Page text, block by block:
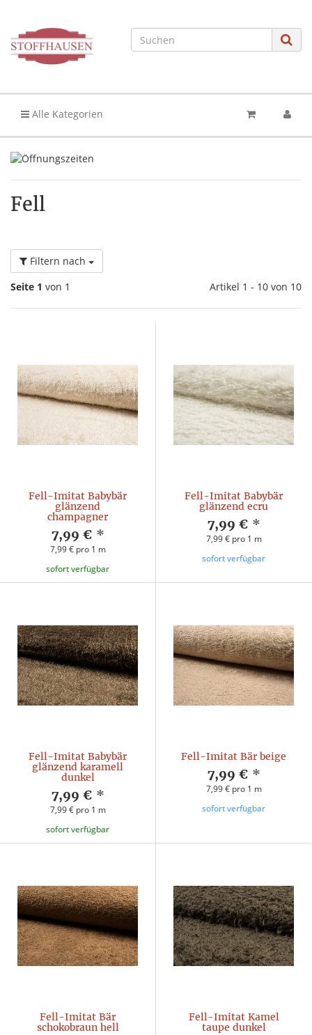
Alle Kategorien
Fell
Filtern nach
Seite 1 von 1 Artikel 1 - 10 von 10
Fell-Imitat Babybär
glänzend
champagner
7,99 € *
7,99 € pro 1 m
sofort verfügbar
Fell-Imitat Babybär
glänzend ecru
7,99 € *
7,99 € pro 1 m
sofort verfügbar
Fell-Imitat Babybär
glänzend karamell
dunkel
7,99 € *
7,99 € pro 1 m
sofort verfügbar
Fell-Imitat Bär beige
7,99 € *
7,99 € pro 1 m
sofort verfügbar
Fell-Imitat Bär
schokobraun hell
Fell-Imitat Kamel
taupe dunkel